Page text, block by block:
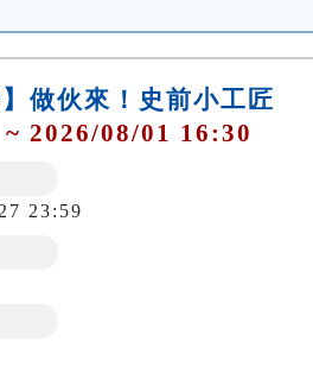
做伙來！史前小工匠
2026/08/01 16:30
23:59